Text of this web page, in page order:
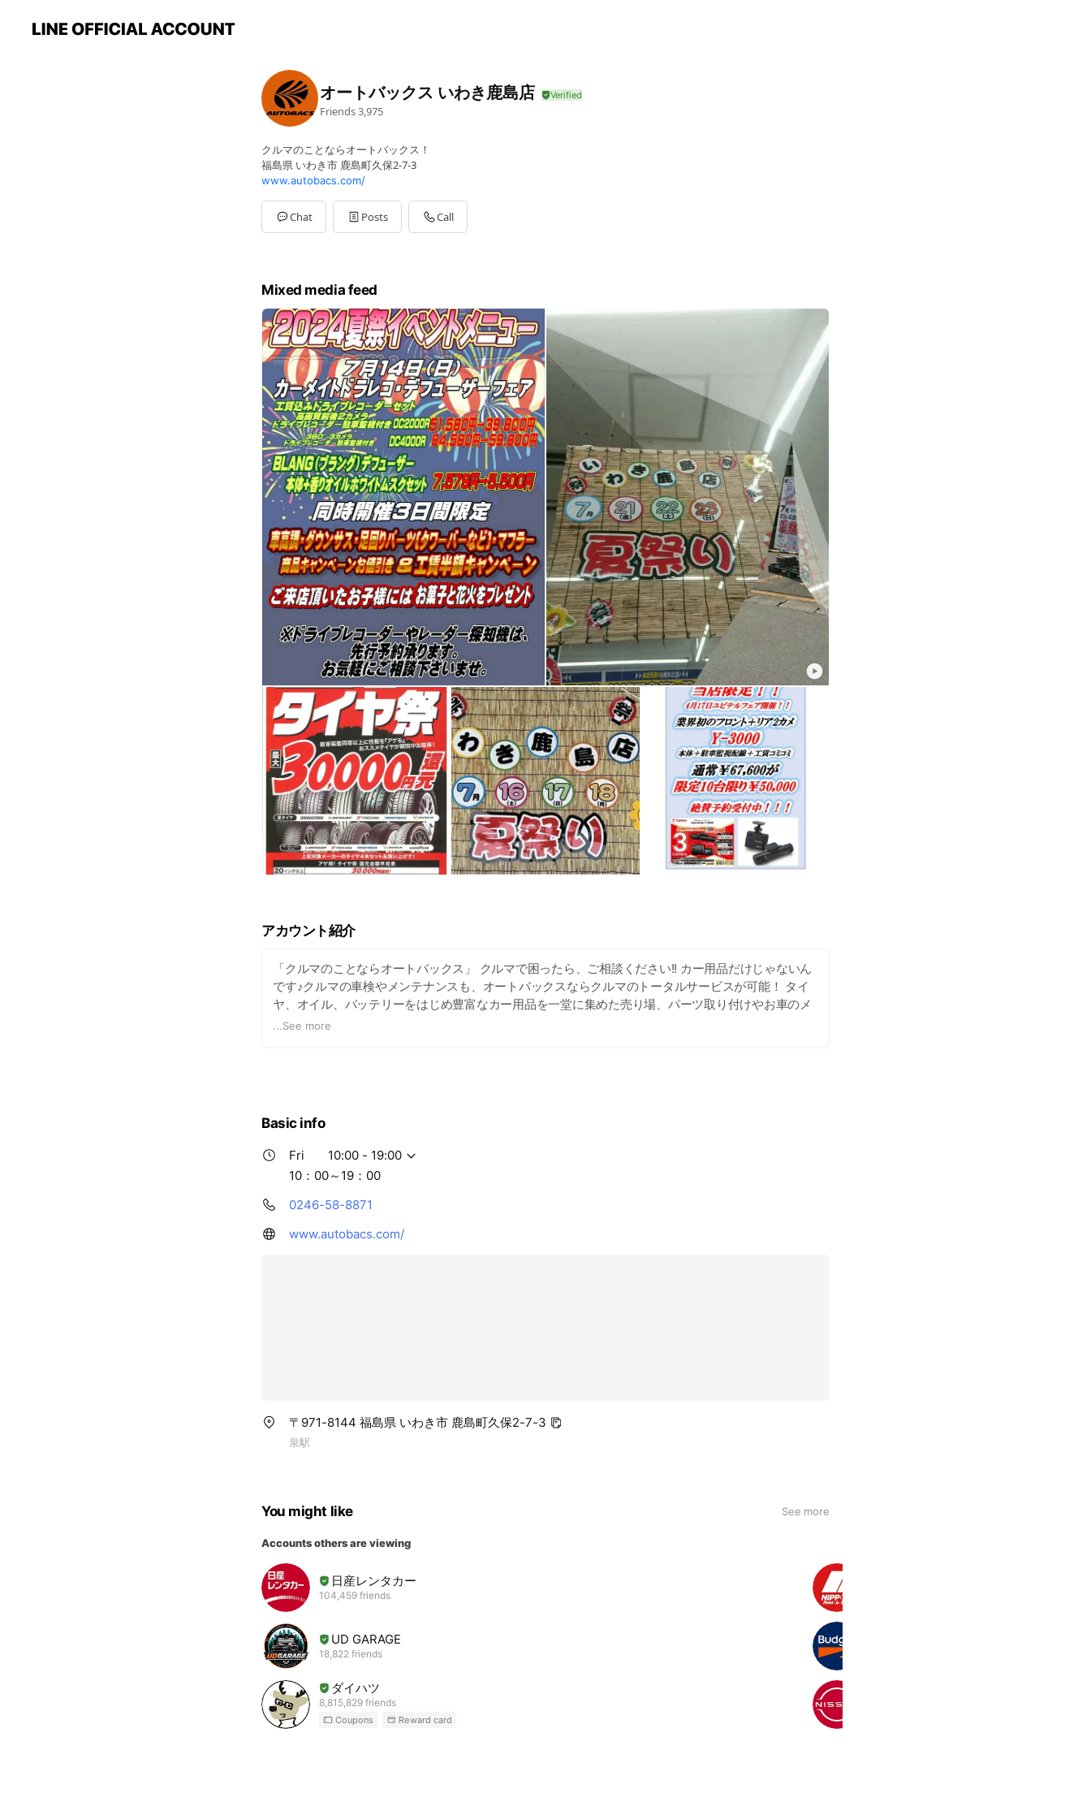
オートバックス いわき鹿島店
Friends3,975
クルマのことならオートバックス！
福島県 いわき市 鹿島町久保2-7-3
www.autobacs.com/
Chat Posts Call
Mixed media feed
アカウント紹介
「クルマのことならオートバックス」 クルマで困ったら、ご相談ください!! カー用品だけじゃないん
です♪クルマの車検やメンテナンスも、オートバックスならクルマのトータルサービスが可能！ タイ
ヤ、オイル、バッテリーをはじめ豊富なカー用品を一堂に集めた売り場、パーツ取り付けやお車のメ
ンテナンスを行えるピット。 オレンジ色の看板でお馴染みのオートバックスに、是非、お立ち寄りく
...See more
Basic info
Fri
10:00 - 19:00
10：00～19：00
0246-58-8871
www.autobacs.com/
〒971-8144 福島県 いわき市 鹿島町久保2-7-3
泉駅
You might like See more
Accounts others are viewing
日産レンタカー
104,459 friends
UD GARAGE
18,822 friends
ダイハツ
8,815,829 friends
Coupons Reward card